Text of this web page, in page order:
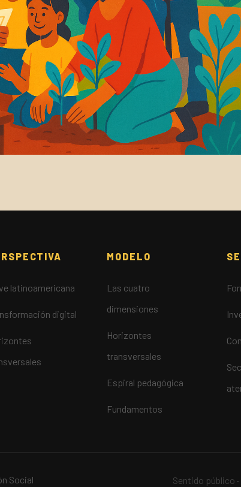
latinoamericana
digital
MODELO
Las cuatro
dimensiones
Horizontes
transversales
Espiral pedagógica
Fundamentos
Social Sentido público ·